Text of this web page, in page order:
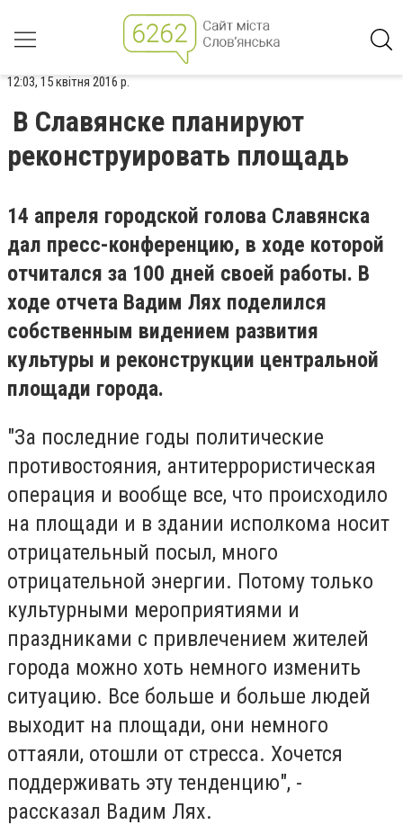
12:03, 15 квітня 2016 р.
В Славянске планируют
реконструировать площадь
14 апреля городской голова Славянска
дал пресс-конференцию, в ходе которой
отчитался за 100 дней своей работы. В
ходе отчета Вадим Лях поделился
собственным видением развития
культуры и реконструкции центральной
площади города.
"За последние годы политические
противостояния, антитеррористическая
операция и вообще все, что происходило
на площади и в здании исполкома носит
отрицательный посыл, много
отрицательной энергии. Потому только
культурными мероприятиями и
праздниками с привлечением жителей
города можно хоть немного изменить
ситуацию. Все больше и больше людей
выходит на площади, они немного
оттаяли, отошли от стресса. Хочется
поддерживать эту тенденцию", -
рассказал Вадим Лях.